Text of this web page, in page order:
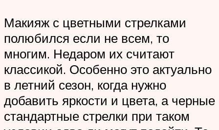
Макияж с цветными стрелками
полюбился если не всем, то
многим. Недаром их считают
классикой. Особенно это актуально
в летний сезон, когда нужно
добавить яркости и цвета, а черные
стандартные стрелки при таком